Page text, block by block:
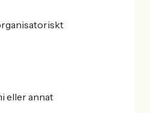
eller annat